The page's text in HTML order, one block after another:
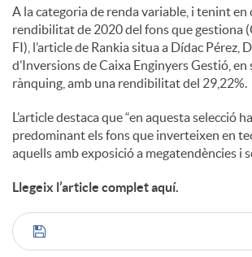
s
A la categoria de renda variable, i tenint en
rendibilitat de 2020 del fons que gestiona
FI), l’article de Rankia situa a Dídac Pérez,
d’Inversions de Caixa Enginyers Gestió, en
rànquing, amb una rendibilitat del 29,22%.
L’article destaca que “en aquesta selecció
predominant els fons que inverteixen en
aquells amb exposició a megatendències i
Llegeix l’article complet aquí.